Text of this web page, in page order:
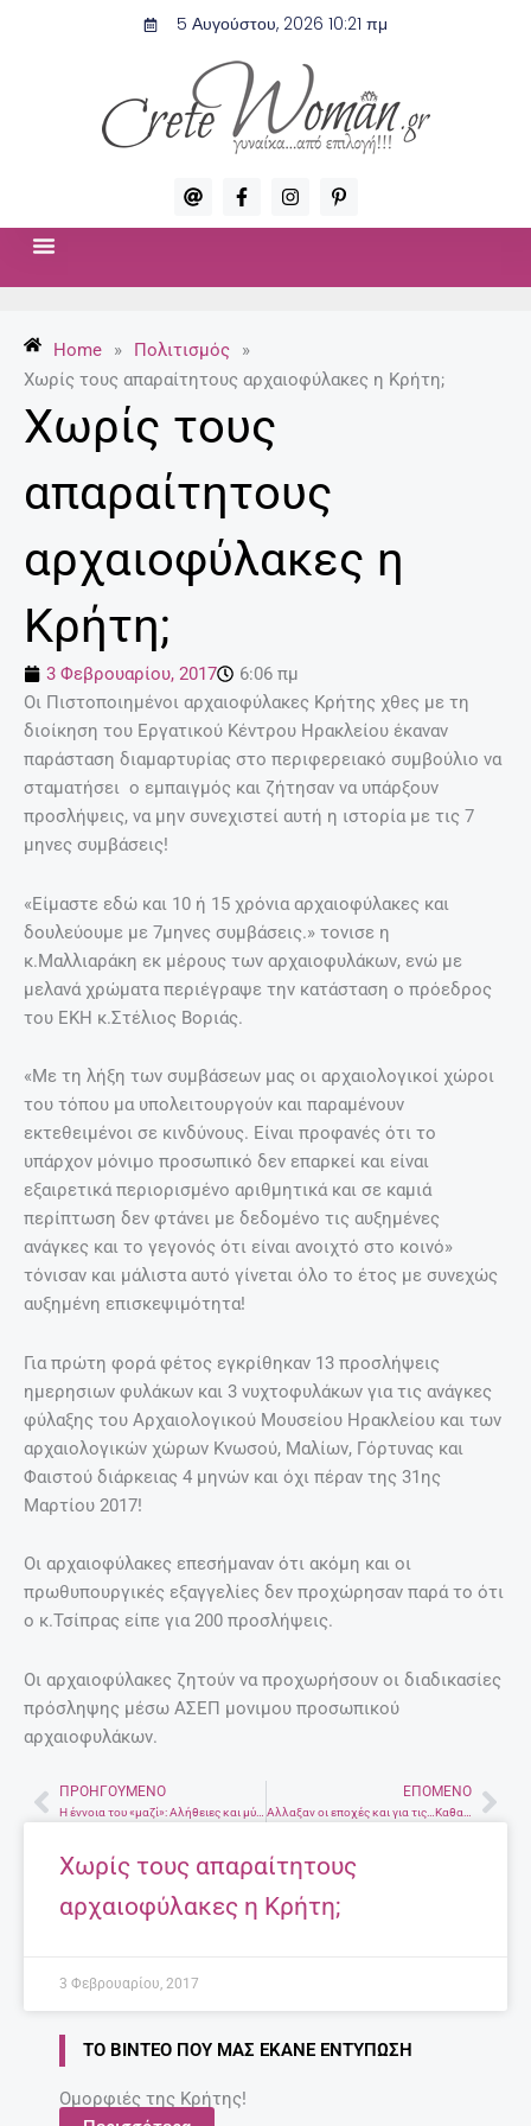
5 Αυγούστου, 2026 10:21 πμ
A
t
F
a
c
f
I
n
s
P
i
n
p
Home » Πολιτισμός
»
Χωρίς τους απαραίτητους αρχαιοφύλακες η Κρήτη;
Χωρίς τους
απαραίτητους
αρχαιοφύλακες η
Κρήτη;
3 Φεβρουαρίου, 2017
6:06 πμ
Οι Πιστοποιημένοι αρχαιοφύλακες Κρήτης χθες με τη
διοίκηση του Εργατικού Κέντρου Ηρακλείου έκαναν
παράσταση διαμαρτυρίας στο περιφερειακό συμβούλιο να
σταματήσει ο εμπαιγμός και ζήτησαν να υπάρξουν
προσλήψεις, να μην συνεχιστεί αυτή η ιστορία με τις 7
μηνες συμβάσεις!
«Είμαστε εδώ και 10 ή 15 χρόνια αρχαιοφύλακες και
δουλεύουμε με 7μηνες συμβάσεις.» τονισε η
κ.Μαλλιαράκη εκ μέρους των αρχαιοφυλάκων, ενώ με
μελανά χρώματα περιέγραψε την κατάσταση ο πρόεδρος
του ΕΚΗ κ.Στέλιος Βοριάς.
«Με τη λήξη των συμβάσεων μας οι αρχαιολογικοί χώροι
του τόπου μα υπολειτουργούν και παραμένουν
εκτεθειμένοι σε κινδύνους. Είναι προφανές ότι το
υπάρχον μόνιμο προσωπικό δεν επαρκεί και είναι
εξαιρετικά περιορισμένο αριθμητικά και σε καμιά
περίπτωση δεν φτάνει με δεδομένο τις αυξημένες
ανάγκες και το γεγονός ότι είναι ανοιχτό στο κοινό»
τόνισαν και μάλιστα αυτό γίνεται όλο το έτος με συνεχώς
αυξημένη επισκεψιμότητα!
Για πρώτη φορά φέτος εγκρίθηκαν 13 προσλήψεις
ημερησιων φυλάκων και 3 νυχτοφυλάκων για τις ανάγκες
φύλαξης του Αρχαιολογικού Μουσείου Ηρακλείου και των
αρχαιολογικών χώρων Κνωσού, Μαλίων, Γόρτυνας και
Φαιστού διάρκειας 4 μηνών και όχι πέραν της 31ης
Μαρτίου 2017!
Οι αρχαιοφύλακες επεσήμαναν ότι ακόμη και οι
πρωθυπουργικές εξαγγελίες δεν προχώρησαν παρά το ότι
ο κ.Τσίπρας είπε για 200 προσλήψεις.
Οι αρχαιοφύλακες ζητούν να προχωρήσουν οι διαδικασίες
πρόσληψης μέσω ΑΣΕΠ μονιμου προσωπικού
αρχαιοφυλάκων.
PrevΠΡΟΗΓΟΎΜΕΝΟ
Η έννοια του «μαζί»: Αλήθειες και μύθοι
ΕΠΌΜΕΝΟ
Αλλαξαν οι εποχές και για τις…Καθαρίστριες
Χωρίς τους απαραίτητους
αρχαιοφύλακες η Κρήτη;
3 Φεβρουαρίου, 2017
ΤΟ ΒΊΝΤΕΟ ΠΟΥ ΜΑΣ ΈΚΑΝΕ ΕΝΤΎΠΩΣΗ
Ομορφιές της Κρήτης!